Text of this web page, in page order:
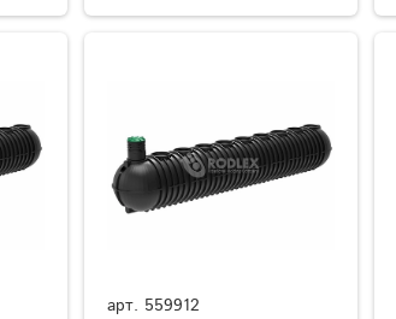
арт. 559912